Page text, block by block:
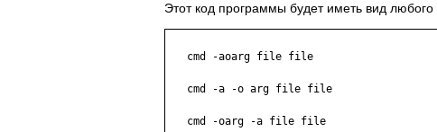
Этот код программы будет иметь вид
   cmd -aoarg file file
   cmd -a -o arg file file
   cmd -oarg -a file file